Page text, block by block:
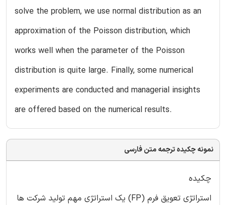
solve the problem, we use normal distribution as an
approximation of the Poisson distribution, which
works well when the parameter of the Poisson
distribution is quite large. Finally, some numerical
experiments are conducted and managerial insights
are offered based on the numerical results.
نمونه چکیده ترجمه متن فارسی
چکیده
استراتژی تعویق فرم (FP) یک استراتژی مهم تولید شرکت ها